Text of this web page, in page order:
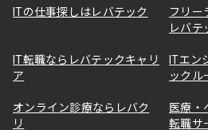
ITの仕事探しはレバテック
フリー
レバテ
IT転職ならレバテックキャリ
ア
ITエン
ックル
オンライン診療ならレバク
リ
医療・
転職サ